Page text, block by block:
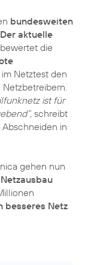
bundesweiten
Der aktuelle
bewertet die
im Netztest den
ist für
schreibt
in
gehen nun
Netzausbau
besseres Netz